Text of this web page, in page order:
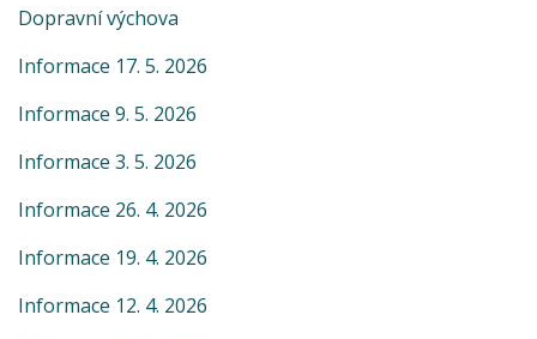
Dopravní výchova
Informace 17. 5. 2026
Informace 9. 5. 2026
Informace 3. 5. 2026
Informace 26. 4. 2026
Informace 19. 4. 2026
Informace 12. 4. 2026